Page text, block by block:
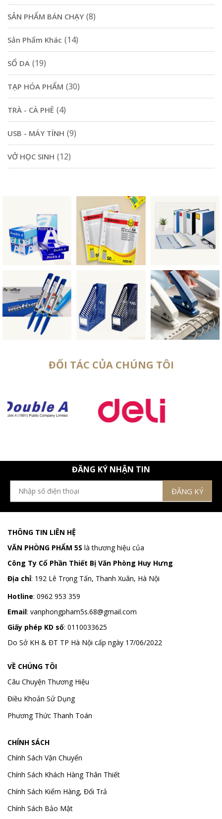
SẢN PHẨM BÁN CHẠY (8)
Sản Phẩm Khác (14)
SỔ DA (19)
TẠP HÓA PHẨM (30)
TRÀ - CÀ PHÊ (4)
USB - MÁY TÍNH (9)
VỞ HỌC SINH (12)
ĐỐI TÁC CỦA CHÚNG TÔI
ĐĂNG KÝ NHẬN TIN
THÔNG TIN LIÊN HỆ
VĂN PHÒNG PHẨM 5S là thương hiệu của
Công Ty Cổ Phần Thiết Bị Văn Phòng Huy Hưng
Địa chỉ: 192 Lê Trọng Tấn, Thanh Xuân, Hà Nội
Hotline: 0962 953 359
Email: vanphongpham5s.68@gmail.com
Giấy phép KD số: 0110033625
Do Sở KH & ĐT TP Hà Nội cấp ngày 17/06/2022
VỀ CHÚNG TÔI
Câu Chuyện Thương Hiệu
Điều Khoản Sử Dụng
Phương Thức Thanh Toán
CHÍNH SÁCH
Chính Sách Vận Chuyển
Chính Sách Khách Hàng Thân Thiết
Chính Sách Kiểm Hàng, Đổi Trả
Chính Sách Bảo Mật